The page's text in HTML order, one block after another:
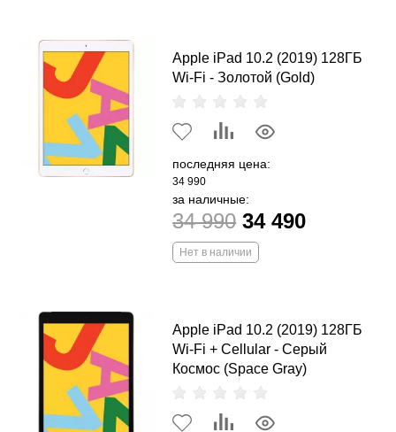
Apple iPad 10.2 (2019) 128ГБ
Wi-Fi - Золотой (Gold)
последняя цена:
34 990
за наличные:
34 990 34 490
Нет в наличии
Apple iPad 10.2 (2019) 128ГБ
Wi-Fi + Cellular - Серый
Космос (Space Gray)